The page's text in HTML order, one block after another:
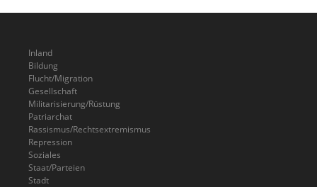
Inland
Bildung
Flucht/Migration
Gesellschaft
Militarisierung/Rüstung
Patriarchat
Rassismus/Rechtsextremismus
Repression
Soziales
Staat/Parteien
Stadt